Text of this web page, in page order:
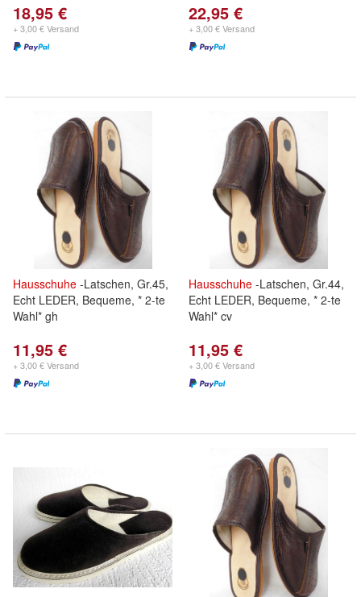
18,95 €
+ 3,00 € Versand
22,95 €
+ 3,00 € Versand
Hausschuhe -Latschen, Gr.45,
Echt LEDER, Bequeme, * 2-te
Wahl* gh
11,95 €
+ 3,00 € Versand
Hausschuhe -Latschen, Gr.44,
Echt LEDER, Bequeme, * 2-te
Wahl* cv
11,95 €
+ 3,00 € Versand